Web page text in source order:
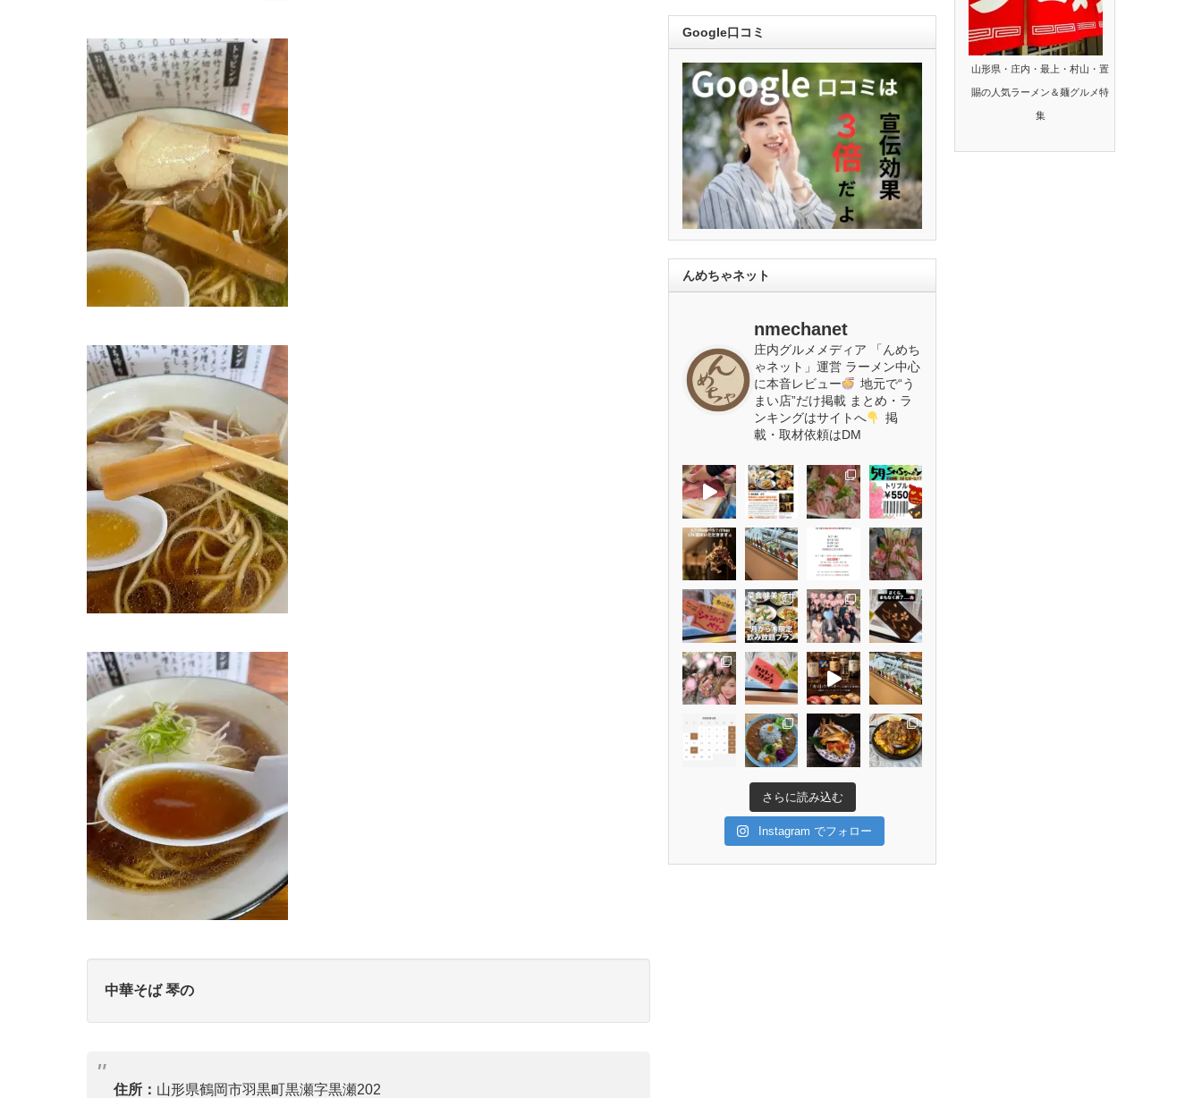
中華そば 琴の
住所： 山形県鶴岡市羽黒町黒瀬字黒瀬202
Google口コミ
んめちゃネット
nmechanet
庄内グルメメディア 「んめち
ゃネット」運営 ラーメン中心
に本音レビュー
地元で“う
まい店”だけ掲載 まとめ・ラ
ンキングはサイトへ
掲
載・取材依頼はDM
さらに読み込む
Instagram でフォロー
山形県・庄内・最上・村山・置
賜の人気ラーメン＆麺グルメ特
集